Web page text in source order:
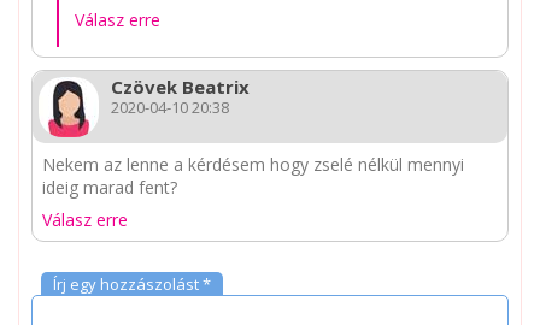
Válasz erre
Czövek Beatrix
2020-04-10 20:38
Nekem az lenne a kérdésem hogy zselé nélkül mennyi
ideig marad fent?
Válasz erre
Írj egy hozzászolást *